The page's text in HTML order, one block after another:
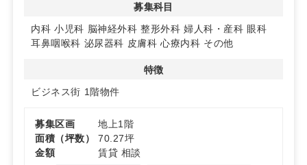
募集科目
内科 小児科 脳神経外科 整形外科 婦人科・産科 眼科
耳鼻咽喉科 泌尿器科 皮膚科 心療内科 その他
特徴
ビジネス街 1階物件
募集区画
地上1階
面積（坪数）
70.27坪
金額
賃貸 相談